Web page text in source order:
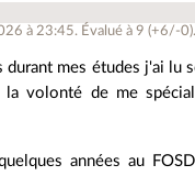
à 23:45. Évalué à9 (+6/-0).
mes études j'ai lu
la volonté de me
années au